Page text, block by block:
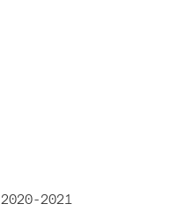
2020-2021